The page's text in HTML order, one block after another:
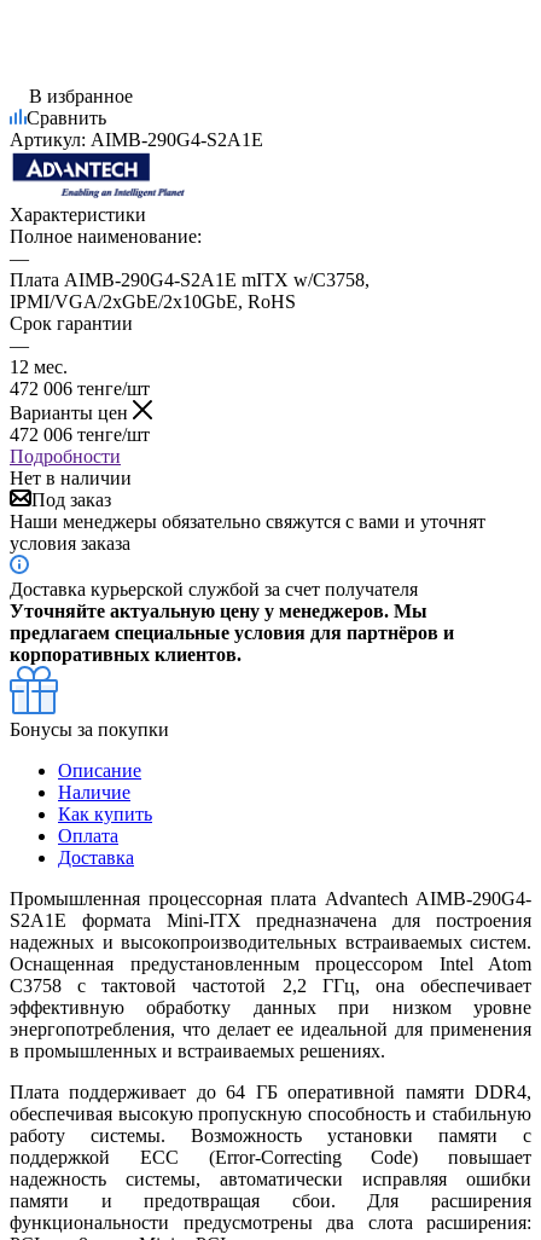
В избранное
Сравнить
Артикул: AIMB-290G4-S2A1E
Характеристики
Полное наименование:
—
Плата AIMB-290G4-S2A1E mITX w/C3758,
IPMI/VGA/2xGbE/2x10GbE, RoHS
Срок гарантии
—
12 мес.
472 006 тенге/шт
Варианты цен
472 006 тенге/шт
Подробности
Нет в наличии
Под заказ
Наши менеджеры обязательно свяжутся с вами и уточнят
условия заказа
Доставка курьерской службой за счет получателя
Уточняйте актуальную цену у менеджеров. Мы
предлагаем специальные условия для партнёров и
корпоративных клиентов.
Бонусы за покупки
Описание
Наличие
Как купить
Оплата
Доставка
Промышленная процессорная плата Advantech AIMB-290G4-
S2A1E формата Mini-ITX предназначена для построения
надежных и высокопроизводительных встраиваемых систем.
Оснащенная предустановленным процессором Intel Atom
C3758 с тактовой частотой 2,2 ГГц, она обеспечивает
эффективную обработку данных при низком уровне
энергопотребления, что делает ее идеальной для применения
в промышленных и встраиваемых решениях.
Плата поддерживает до 64 ГБ оперативной памяти DDR4,
обеспечивая высокую пропускную способность и стабильную
работу системы. Возможность установки памяти с
поддержкой ECC (Error-Correcting Code) повышает
надежность системы, автоматически исправляя ошибки
памяти и предотвращая сбои. Для расширения
функциональности предусмотрены два слота расширения: